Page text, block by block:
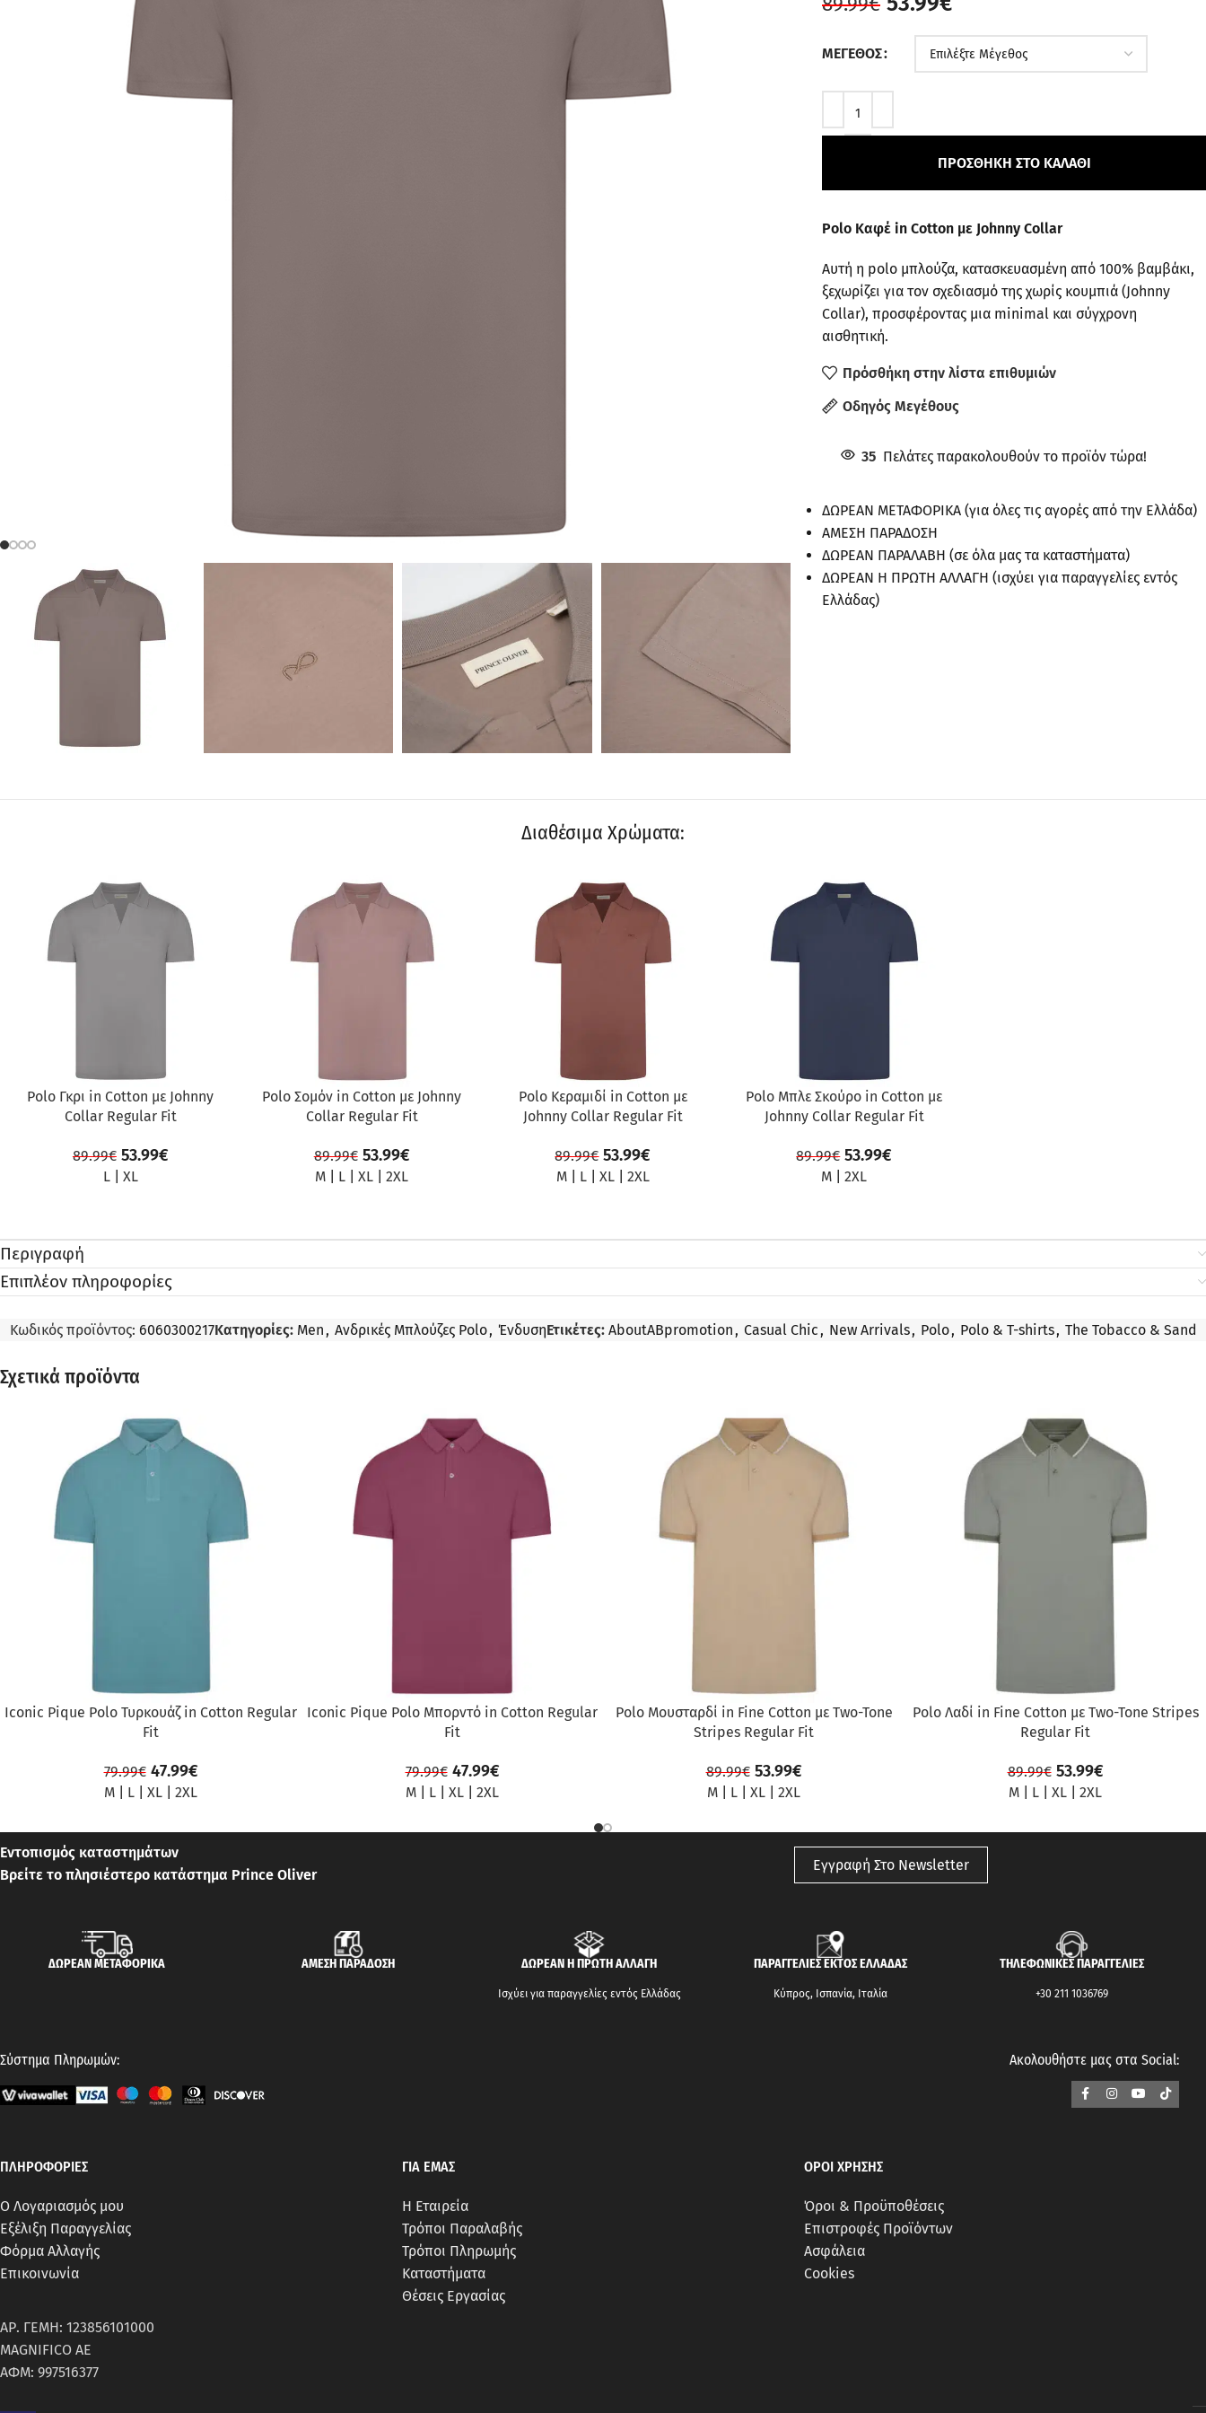
ΜΈΓΕΘΟΣ
ΠΡΟΣΘΉΚΗ ΣΤΟ ΚΑΛΆΘΙ
Polo Καφέ in Cotton με Johnny Collar
Αυτή η polo μπλούζα, κατασκευασμένη από 100% βαμβάκι,
ξεχωρίζει για τον σχεδιασμό της χωρίς κουμπιά (Johnny
Collar), προσφέροντας μια minimal και σύγχρονη
αισθητική.
Πρόσθήκη στην λίστα επιθυμιών
Οδηγός Μεγέθους
35 Πελάτες παρακολουθούν το προϊόν τώρα!
ΔΩΡΕΑΝ ΜΕΤΑΦΟΡΙΚΑ (για όλες τις αγορές από την Ελλάδα)
ΑΜΕΣΗ ΠΑΡΑΔΟΣΗ
ΔΩΡΕΑΝ ΠΑΡΑΛΑΒΗ (σε όλα μας τα καταστήματα)
ΔΩΡΕΑΝ Η ΠΡΩΤΗ ΑΛΛΑΓΗ (ισχύει για παραγγελίες εντός
Ελλάδας)
Διαθέσιμα Χρώματα:
ΠΡΟΣΦΟΡΆ
Polo Γκρι in Cotton με Johnny
Collar Regular Fit
89.99€ 53.99€
L| XL
ΠΡΟΣΦΟΡΆ
Polo Σομόν in Cotton με Johnny
Collar Regular Fit
89.99€ 53.99€
M L |XL |2XL
ΠΡΟΣΦΟΡΆ
Polo Κεραμιδί in Cotton με
Johnny Collar Regular Fit
89.99€ 53.99€
M| L| XL| 2XL
ΠΡΟΣΦΟΡΆ
Polo Μπλε Σκούρο in Cotton με
Johnny Collar Regular Fit
89.99€ 53.99€
M |2XL
Περιγραφή
Επιπλέον πληροφορίες
Κωδικός προϊόντος: 6060300217Κατηγορίες: Men, Ανδρικές Μπλούζες Polo, ΈνδυσηΕτικέτες: AboutABpromotion, Casual Chic, New Arrivals, Polo, Polo & T-shirts, The Tobacco & Sand
Σχετικά προϊόντα
ΠΡΟΣΦΟΡΆ
Iconic Pique Polo Τυρκουάζ in Cotton Regular
Fit
79.99€ 47.99€
M L XL 2XL
ΠΡΟΣΦΟΡΆ
Iconic Pique Polo Μπορντό in Cotton Regular
Fit
79.99€ 47.99€
M L XL 2XL
ΠΡΟΣΦΟΡΆ
Polo Μουσταρδί in Fine Cotton με Two-Tone
Stripes Regular Fit
89.99€ 53.99€
M L XL 2XL
ΠΡΟΣΦΟΡΆ
Polo Λαδί in Fine Cotton με Two-Tone Stripes
Regular Fit
89.99€ 53.99€
M L XL 2XL
Εντοπισμός καταστημάτων
Βρείτε το πλησιέστερο κατάστημα Prince Oliver
Εγγραφή Στο Newsletter
ΔΩΡΕΑΝ ΜΕΤΑΦΟΡΙΚΑ ΑΜΕΣΗ ΠΑΡΑΔΟΣΗ ΔΩΡΕΑΝ Η ΠΡΩΤΗ ΑΛΛΑΓΗ
Ισχύει για παραγγελίες εντός Ελλάδας
ΠΑΡΑΓΓΕΛΙΕΣ ΕΚΤΟΣ ΕΛΛΑΔΑΣ
Κύπρος, Ισπανία, Ιταλία
ΤΗΛΕΦΩΝΙΚΕΣ ΠΑΡΑΓΓΕΛΙΕΣ
+30 211 1036769
Σύστημα Πληρωμών: Ακολουθήστε μας στα Social:
ΠΛΗΡΟΦΟΡΙΕΣ
Ο Λογαριασμός μου
Εξέλιξη Παραγγελίας
Φόρμα Αλλαγής
Επικοινωνία
ΑΡ. ΓΕΜΗ: 123856101000
MAGNIFICO AE
ΑΦΜ: 997516377
ΓΙΑ ΕΜΑΣ
Η Εταιρεία
Τρόποι Παραλαβής
Τρόποι Πληρωμής
Καταστήματα
Θέσεις Εργασίας
ΟΡΟΙ ΧΡΗΣΗΣ
Όροι & Προϋποθέσεις
Επιστροφές Προϊόντων
Ασφάλεια
Cookies